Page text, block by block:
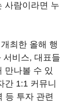
사람이라면 누
최한 올해 행
서비스, 대표들
만나볼 수 있
간 1:1 커뮤니
등 투자 관련